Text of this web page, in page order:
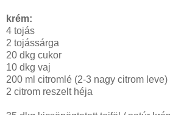
krém:
4 tojás
2 tojássárga
20 dkg cukor
10 dkg vaj
200 ml citromlé (2-3 nagy citrom leve)
2 citrom reszelt héja